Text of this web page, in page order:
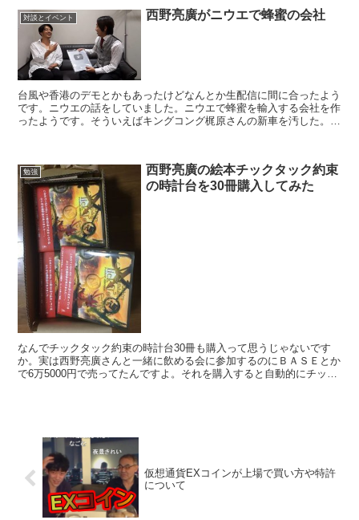
対談とイベント 西野亮廣がニウエで蜂蜜の会社
台風や香港のデモとかもあったけどなんとか生配信に間に合ったよう
です。ニウエの話をしていました。ニウエで蜂蜜を輸入する会社を作
ったようです。そういえばキングコング梶原さんの新車を汚した。ト
勉強
西野亮廣の絵本チックタック約束
の時計台を30冊購入してみた
なんでチックタック約束の時計台30冊も購入って思うじゃないです
か。実は西野亮廣さんと一緒に飲める会に参加するのにＢＡＳＥとか
で6万5000円で売ってたんですよ。それを購入すると自動的にチック
仮想通貨EXコインが上場で買い方や特許
について